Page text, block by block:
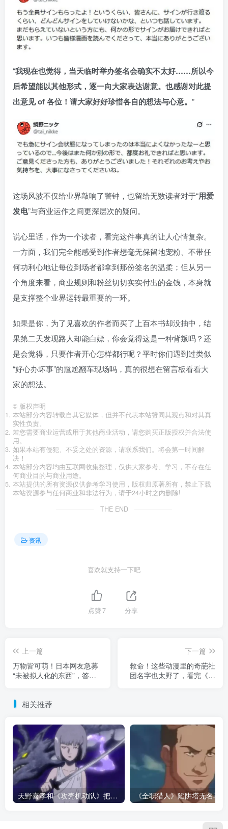
“我现在也觉得，当天临时举办签名会确实不太好……所以今
后希望能以其他形式，逐一向大家表达谢意。也感谢对此提
出意见 of 各位！请大家好好珍惜各自的想法与心意。 ”
这场风波不仅给业界敲响了警钟，也留给无数读者对于“用爱
发电”与商业运作之间更深层次的疑问。
说心里话，作为一个读者，看完这件事真的让人心情复杂。
一方面，我们完全能感受到作者想毫无保留地宠粉、不带任
何功利心地让每位到场者都拿到那份签名的温柔；但从另一
个角度来看，商业规则和粉丝切切实实付出的金钱，本身就
是支撑整个业界运转最重要的一环。
如果是你，为了见喜欢的作者而买了上百本书却没抽中，结
果第二天发现路人却能白嫖，你会觉得这是一种背叛吗？还
是会觉得，只要作者开心怎样都行呢？平时你们遇到过类似
“好心办坏事”的尴尬翻车现场吗，真的很想在留言板看看大
家的想法。
© 版权声明
本站部分内容转载自其它媒体，但并不代表本站赞同其观点和对其真
实性负责。
若您需要商业运营或用于其他商业活动，请您购买正版授权并合法使
用。
如果本站有侵犯、不妥之处的资源，请联系我们。将会第一时间解
决！
本站部分内容均由互联网收集整理，仅供大家参考、学习，不存在任
何商业目的与商业用途。
本站提供的所有资源仅供参考学习使用，版权归原著所有，禁止下载
本站资源参与任何商业和非法行为，请于24小时之内删除!
THE END
资讯
喜欢就支持一下吧
点赞7 分享
上一篇
万物皆可萌！日本网友急募
“未被拟人化的东西”，答案
下一篇
救命！这些动漫里的奇葩社
团名字也太野了，看完《日
相关推荐
天野喜孝和《攻壳机动队》把话挑明：动画最怕的不是 AI，而是把人的痕迹磨平！